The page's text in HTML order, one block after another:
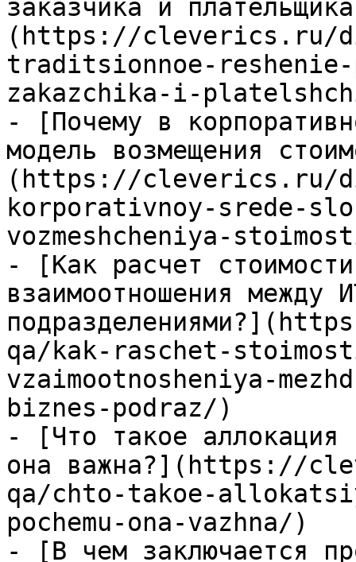
заказчика и
(https://cleverics.ru/
traditsionnoe-
zakazchika-i-
- [Почему в
модель возмещения
(https://cleverics.ru/
korporativnoy-srede-
vozmeshcheniya-
- [Как расчет
взаимоотношения между
qa/kak-raschet-
vzaimootnosheniya-
biznes-podraz/)
- [Что такое аллокация
она важна?](https://
qa/chto-takoe-
pochemu-ona-vazhna/)
- [В чем заключается